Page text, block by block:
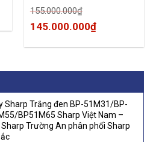
Sharp Trắng đen BP-51M31/BP-
BP51M65 Sharp Việt Nam –
Trường An phân phối Sharp
www.sharphanoi.vn/ NPP
Sharp Thái Việt – Trường An
155.000.000₫
145.000.000₫